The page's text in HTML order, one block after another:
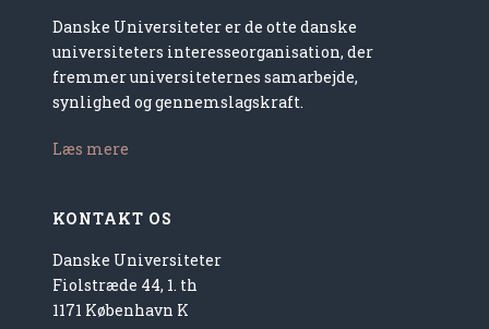
Danske Universiteter er de otte danske
universiteters interesseorganisation, der
fremmer universiteternes samarbejde,
synlighed og gennemslagskraft.
Læs mere
KONTAKT OS
Danske Universiteter
Fiolstræde 44, 1. th
1171 København K